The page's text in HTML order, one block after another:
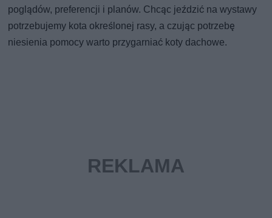
poglądów, preferencji i planów. Chcąc jeździć na wystawy
potrzebujemy kota określonej rasy, a czując potrzebę
niesienia pomocy warto przygarniać koty dachowe.